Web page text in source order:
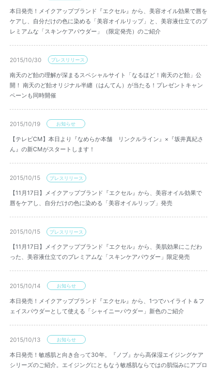
本日発売！メイクアップブランド『エクセル』から、美容オイル効果で唇を
ケアし、自分だけの色に染める「美容オイルリップ」と、美容液仕立てのプ
レミアムな「スキンケアパウダー」（限定発売）のご紹介
2015/10/30 プレスリリース
南天のど飴の理解が深まるスペシャルサイト「なるほど！南天のど飴」公
開！ 南天のど飴オリジナル半纏（はんてん）が当たる！プレゼントキャン
ペーンも同時開催
2015/10/19 お知らせ
【テレビCM】本日より『なめらか本舗 リンクルライン』×『坂井真紀さ
ん』の新CMがスタートします！
2015/10/15 プレスリリース
【11月17日】メイクアップブランド『エクセル』から、美容オイル効果で
唇をケアし、自分だけの色に染める「美容オイルリップ」発売
2015/10/15 プレスリリース
【11月17日】メイクアップブランド『エクセル』から、美肌効果にこだわ
った、美容液仕立てのプレミアムな「スキンケアパウダー」限定発売
2015/10/14 お知らせ
本日発売！メイクアップブランド『エクセル』から、1つでハイライト＆フ
ェイスパウダーとして使える「シャイニーパウダー」新色のご紹介
2015/10/13 お知らせ
本日発売！敏感肌と向き合って30年。『ノブ』から高保湿エイジングケア
シリーズのご紹介。エイジングにともなう敏感肌ならではの肌悩みにアプロ